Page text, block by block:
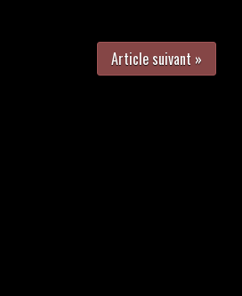
Article suivant »